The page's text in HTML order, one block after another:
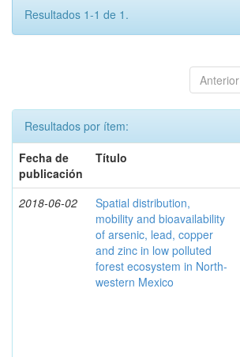
Resultados 1-1 de 1.
Anterior
Resultados por ítem:
Fecha de
publicación
Título
2018-06-02
Spatial distribution,
mobility and bioavailability
of arsenic, lead, copper
and zinc in low polluted
forest ecosystem in North-
western Mexico